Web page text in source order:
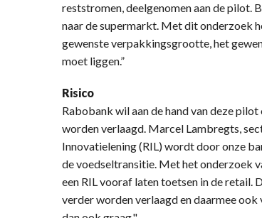
reststromen, deelgenomen aan de pilot.
naar de supermarkt. Met dit onderzoek
gewenste verpakkingsgrootte, het
moet liggen.”
Risico
Rabobank wil aan de hand van deze
worden verlaagd. Marcel Lambregts,
Innovatielening (RIL) wordt door onze
de voedseltransitie. Met het onderzoek
een RIL vooraf laten toetsen in de retail.
verder worden verlaagd en daarmee